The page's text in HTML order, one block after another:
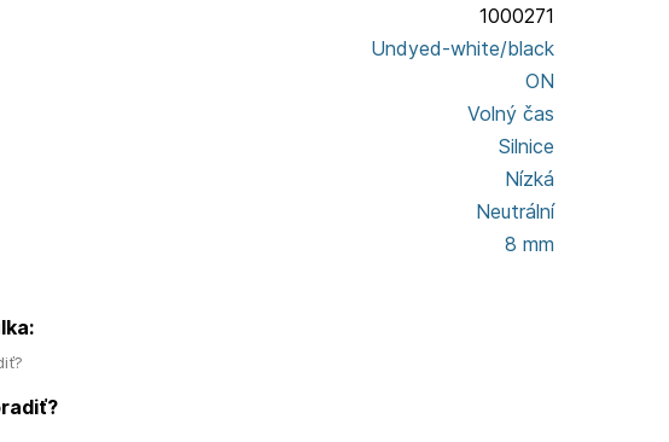
1000271
Undyed-white/black
ON
Volný čas
Silnice
Nízká
Neutrální
8 mm